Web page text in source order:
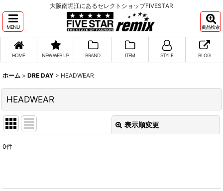
大阪南堀江にあるセレクトショップFIVESTAR
MENU 商品検索
HOME NEW WEB UP BRAND ITEM STYLE BLOG
ホーム > DRE DAY > HEADWEAR
HEADWEAR
表示順変更
0件